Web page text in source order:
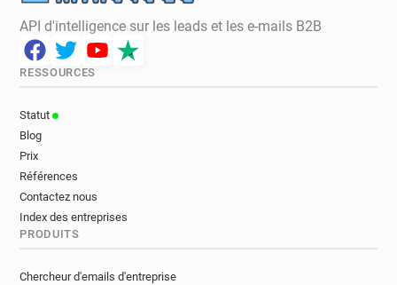
API d'intelligence sur les leads et les e-mails B2B
RESSOURCES
Statut
Blog
Prix
Références
Contactez nous
Index des entreprises
PRODUITS
Chercheur d'emails d'entreprise